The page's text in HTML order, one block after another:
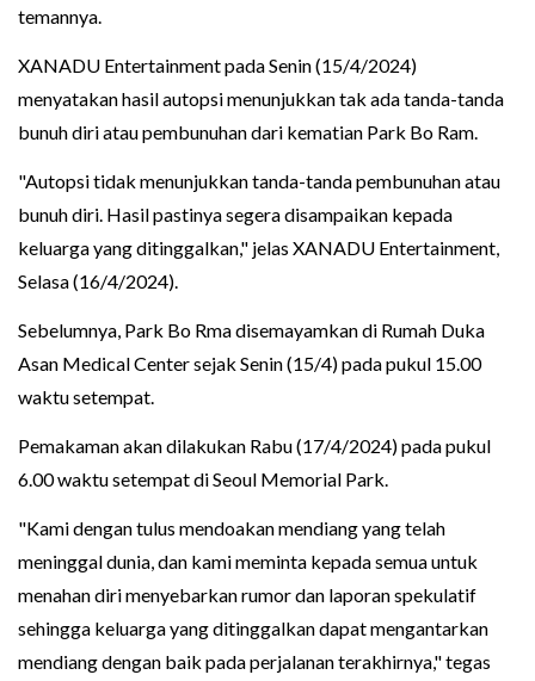
temannya.
XANADU Entertainment pada Senin (15/4/2024)
menyatakan hasil autopsi menunjukkan tak ada tanda-tanda
bunuh diri atau pembunuhan dari kematian Park Bo Ram.
"Autopsi tidak menunjukkan tanda-tanda pembunuhan atau
bunuh diri. Hasil pastinya segera disampaikan kepada
keluarga yang ditinggalkan," jelas XANADU Entertainment,
Selasa (16/4/2024).
Sebelumnya, Park Bo Rma disemayamkan di Rumah Duka
Asan Medical Center sejak Senin (15/4) pada pukul 15.00
waktu setempat.
Pemakaman akan dilakukan Rabu (17/4/2024) pada pukul
6.00 waktu setempat di Seoul Memorial Park.
"Kami dengan tulus mendoakan mendiang yang telah
meninggal dunia, dan kami meminta kepada semua untuk
menahan diri menyebarkan rumor dan laporan spekulatif
sehingga keluarga yang ditinggalkan dapat mengantarkan
mendiang dengan baik pada perjalanan terakhirnya," tegas